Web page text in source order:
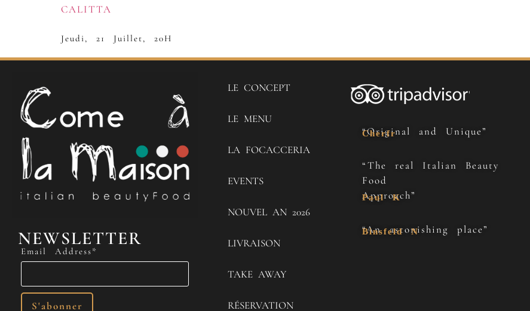
CALITTA
Jeudi, 21 Juillet, 20H
NEWSLETTER
Email Address*
LE CONCEPT
LE MENU
LA FOCACCERIA
EVENTS
NOUVEL AN 2026
LIVRAISON
TAKE AWAY
RÉSERVATION
“Original and Unique”
Cherfr
“The real Italian Beauty
Food
Approach”
Paul K
“An astonishing place”
Binsfeld N